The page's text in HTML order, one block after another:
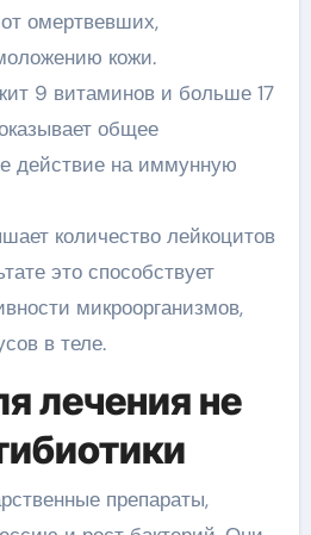
омертвевших,
кожи.
9 витаминов и больше 17
общее
действие на иммунную
количество лейкоцитов
это способствует
микроорганизмов,
в теле.
лечения не
препараты,